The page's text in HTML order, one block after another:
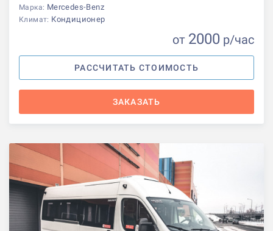
Марка: Mercedes-Benz
Климат: Кондиционер
от 2000 р/час
РАССЧИТАТЬ СТОИМОСТЬ
ЗАКАЗАТЬ